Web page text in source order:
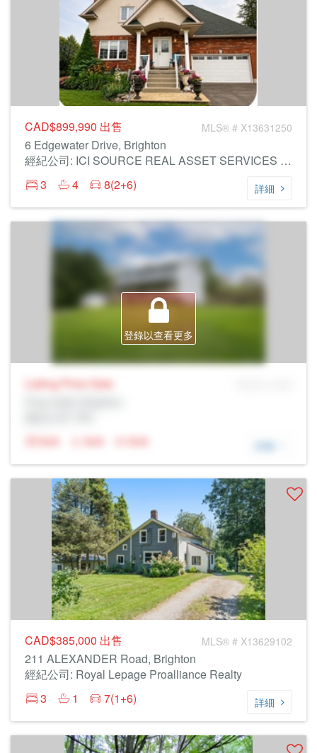
CAD$899,990 出售 MLS® # X13631250
6 Edgewater Drive, Brighton
經紀公司: ICI SOURCE REAL ASSET SERVICES INC.
3
4 8(2+6) 詳細
登錄以查看更多
Listing Price Sale
N/A
N/A N/A 詳細
CAD$385,000 出售 MLS® # X13629102
211 ALEXANDER Road, Brighton
經紀公司: Royal Lepage Proalliance Realty
3
1 7(1+6) 詳細